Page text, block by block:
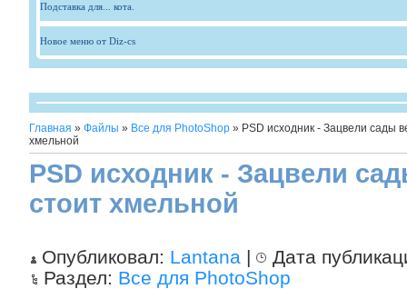
Подставка для... кота.
Новое меню от Diz-cs
Главная » Файлы » Все для PhotoShop » PSD исходник - Зацвели сады
хмельной
PSD исходник - Зацвели
стоит хмельной
Опубликовал: Lantana |
Дата
Раздел: Все для PhotoShop